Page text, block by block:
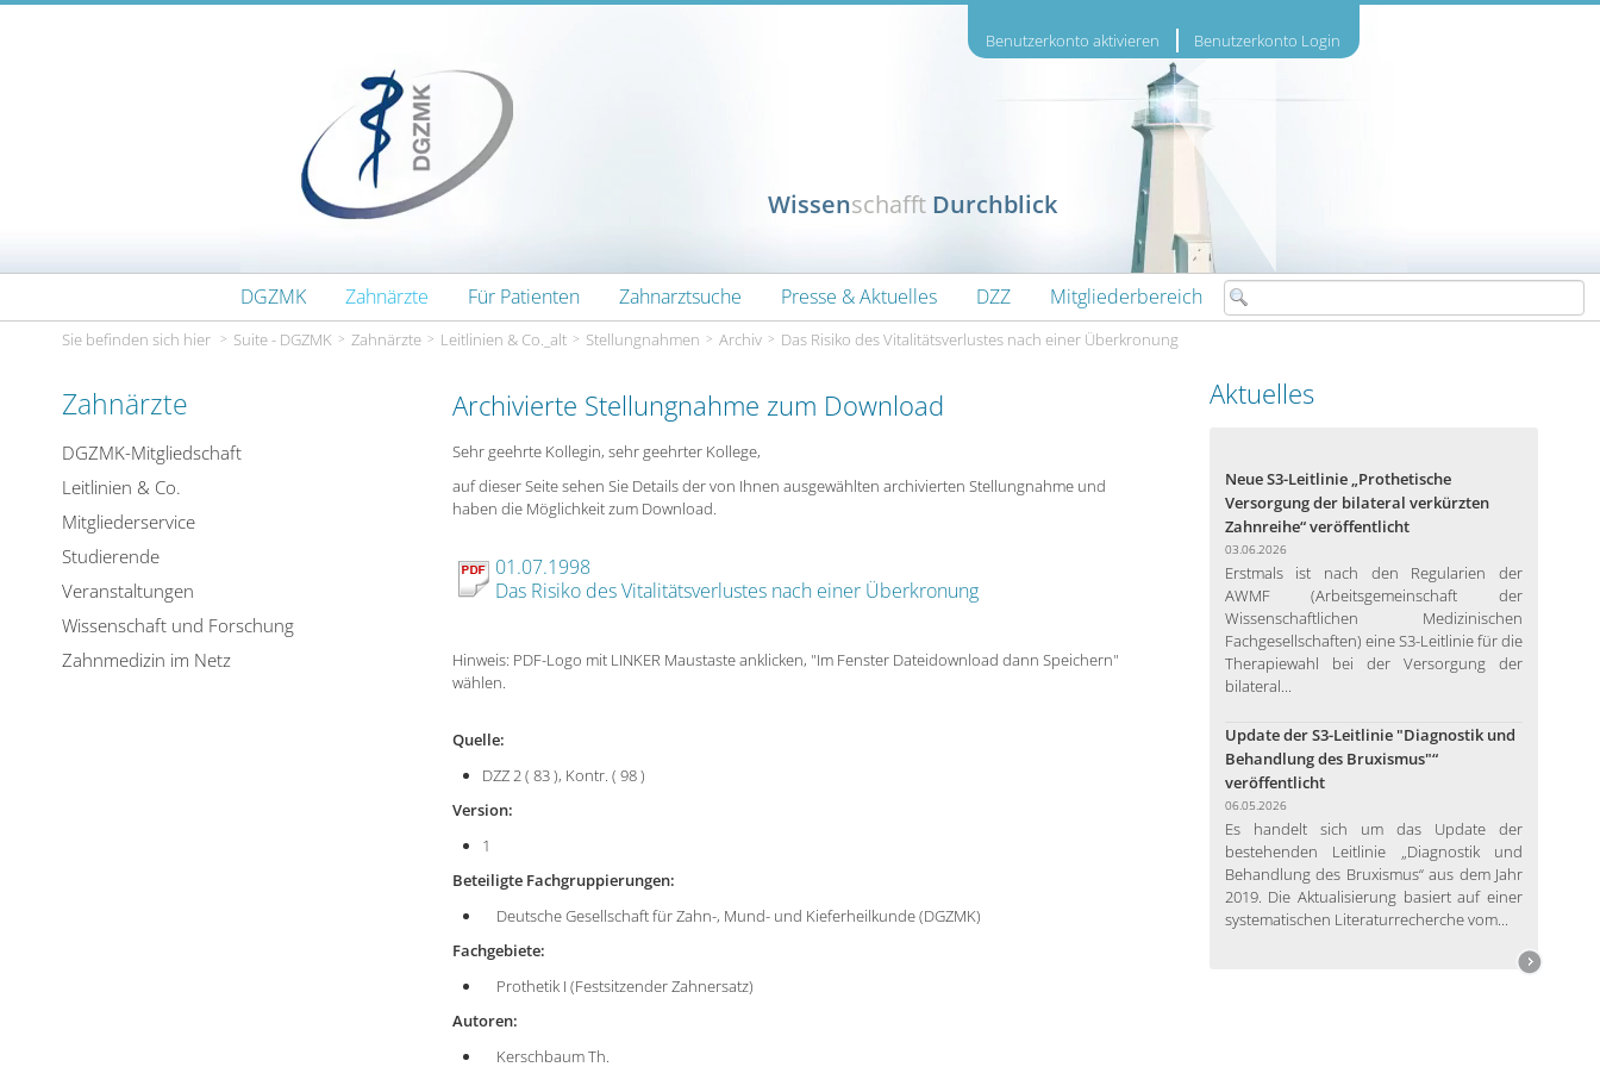
Zum Inhalt wechseln
Benutzerkonto aktivieren
Benutzerkonto Login
Wissenschafft Durchblick
DGZMK Zahnärzte Für Patienten Zahnarztsuche Presse & Aktuelles DZZ Mitgliederbereich
Sie befinden sich hier Suite - DGZMK Zahnärzte Leitlinien & Co._alt Stellungnahmen Archiv Das Risiko des Vitalitätsverlustes nach einer Überkronung
Zahnärzte
DGZMK-Mitgliedschaft
Leitlinien & Co.
Mitgliederservice
Studierende
Veranstaltungen
Wissenschaft und Forschung
Zahnmedizin im Netz
Archivierte Stellungnahme zum Download
Sehr geehrte Kollegin, sehr geehrter Kollege,
auf dieser Seite sehen Sie Details der von Ihnen ausgewählten archivierten Stellungnahme und
haben die Möglichkeit zum Download.
01.07.1998
Das Risiko des Vitalitätsverlustes nach einer Überkronung
Hinweis: PDF-Logo mit LINKER Maustaste anklicken, "Im Fenster Dateidownload dann Speichern"
wählen.
Quelle:
DZZ 2 ( 83 ), Kontr. ( 98 )
Version:
1
Beteiligte Fachgruppierungen:
Deutsche Gesellschaft für Zahn-, Mund- und Kieferheilkunde (DGZMK)
Fachgebiete:
Prothetik I (Festsitzender Zahnersatz)
Autoren:
Kerschbaum Th.
Aktuelles
Neue S3-Leitlinie „Prothetische
Versorgung der bilateral verkürzten
Zahnreihe“ veröffentlicht
03.06.2026
Erstmals ist nach den Regularien der
AWMF (Arbeitsgemeinschaft der
Wissenschaftlichen Medizinischen
Fachgesellschaften) eine S3-Leitlinie für die
Therapiewahl bei der Versorgung der
bilateral...
Update der S3-Leitlinie "Diagnostik und
Behandlung des Bruxismus"“
veröffentlicht
06.05.2026
Es handelt sich um das Update der
bestehenden Leitlinie „Diagnostik und
Behandlung des Bruxismus“ aus dem Jahr
2019. Die Aktualisierung basiert auf einer
systematischen Literaturrecherche vom...